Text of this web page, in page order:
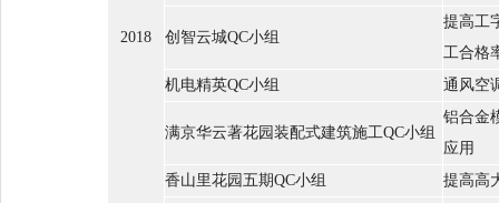
2018 创智云城QC小组
提高工
工合格
机电精英QC小组
通风空
满京华云著花园装配式建筑施工QC小组
铝合金
应用
香山里花园五期QC小组
提高高